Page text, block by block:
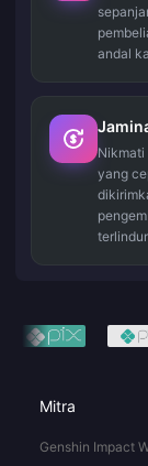
andal
Nikmati
yang
Mitra
Genshin Impact